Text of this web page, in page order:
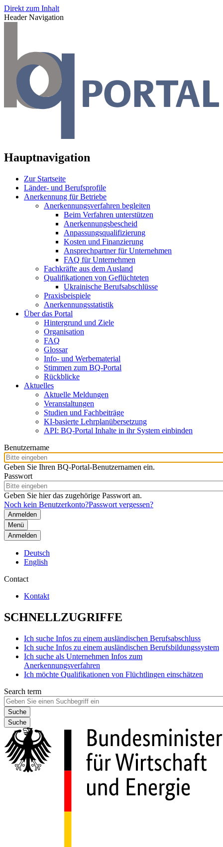
Direkt zum Inhalt
Header Navigation
Hauptnavigation
Zur Startseite
Länder- und Berufsprofile
Anerkennung für Betriebe
Anerkennungsverfahren begleiten
Beim Verfahren unterstützen
Anerkennungsbescheid
Anpassungsqualifizierung
Kosten und Finanzierung
Ansprechpartner für Unternehmen
FAQ für Unternehmen
Fachkräfte aus dem Ausland
Qualifikationen von Geflüchteten
Ukrainische Berufsabschlüsse
Praxisbeispiele
Anerkennungsstatistik
Über das Portal
Hintergrund und Ziele
Organisation
FAQ
Glossar
Info- und Werbematerial
Stimmen zum BQ-Portal
Rückblicke
Aktuelles
Aktuelle Meldungen
Veranstaltungen
Studien und Fachbeiträge
KI-basierte Lehrplanübersetzung
API: BQ-Portal Inhalte in ihr System einbinden
Benutzername
Geben Sie Ihren BQ-Portal-Benutzernamen ein.
Passwort
Geben Sie hier das zugehörige Passwort an.
Noch kein Benutzerkonto?Passwort vergessen?
Menü
Anmelden
Deutsch
English
Contact
Kontakt
SCHNELLZUGRIFFE
Ich suche Infos zu einem ausländischen Berufsabschluss
Ich suche Infos zu einem ausländischen Berufsbildungssystem
Ich suche als Unternehmen Infos zum
Anerkennungsverfahren
Ich möchte Qualifikationen von Flüchtlingen einschätzen
Search term
Suche